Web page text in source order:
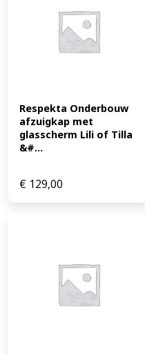
Respekta Onderbouw
afzuigkap met
glasscherm Lili of Tilla
&#...
€ 129,00